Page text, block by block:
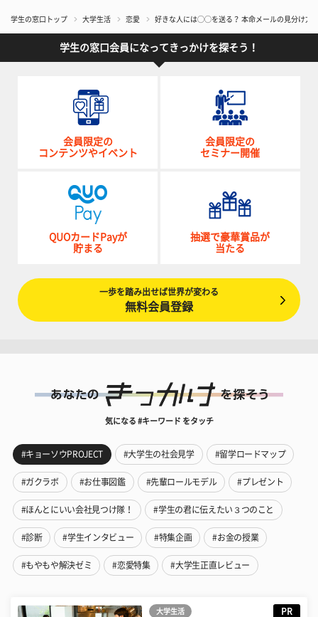
学生の窓口トップ 大学生活 恋愛 好きな人には◯◯を送る？ 本命メールの見分け方
学生の窓口会員になってきっかけを探そう！
会員限定の
コンテンツやイベント
会員限定の
セミナー開催
QUOカードPayが
貯まる
抽選で豪華賞品が
当たる
一歩を踏み出せば世界が変わる
無料会員登録
気になる #キーワード をタッチ
#キョーソウPROJECT #大学生の社会見学 #留学ロードマップ
#ガクラボ #お仕事図鑑 #先輩ロールモデル #プレゼント
#ほんとにいい会社見つけ隊！ #学生の君に伝えたい３つのこと
#診断 #学生インタビュー #特集企画 #お金の授業
#もやもや解決ゼミ #恋愛特集 #大学生正直レビュー
大学生活 PR